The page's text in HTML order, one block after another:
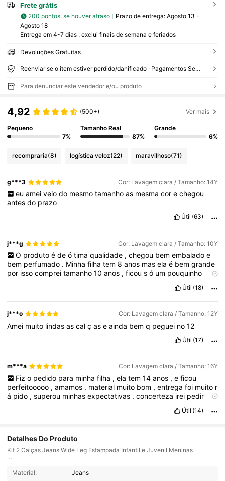
Frete grátis
200 pontos, se houver atraso Prazo de entrega: Agosto 13 -
Agosto 18
Entrega em 4-7 dias : exclui finais de semana e feriados
Devoluções Gratuitas
Reenviar se o item estiver perdido/danificado · Pagamentos Seguros · Proteção de privacidade
Para denunciar este vendedor e/ou produto
4,92 (500+) Ver mais
Pequeno
7%
Tamanho Real
87%
Grande
6%
recompraria(8) logística veloz(22) maravilhoso(71)
g***3 Cor: Lavagem clara / Tamanho: 14Y
eu amei veio do mesmo tamanho as mesma cor e chegou
antesdo prazo
Útil (63)
j***g Cor: Lavagem clara / Tamanho: 10Y
O produto é de ó tima qualidade , chegou bem embalado e
bem perfumado . Minhafilhatem8anos maselaé bemgrande
por issocompreitamanho10anos ,ficousó um pouquinho
Recomendo
Útil (18)
j***o Cor: Lavagem clara / Tamanho: 12Y
Amei muito lindasascalçaseainda bemq peguei no12
Útil (17)
m***a Cor: Lavagem clara / Tamanho: 16Y
Fiz o pedido para minha filha , ela tem 14 anos , e ficou
perfeitooooo ,amamos . material muito bom ,entregafoi muito r
á pido ,superou minhasexpectativas .concerteza irei pedir
Útil (14)
Detalhes Do Produto
Kit 2 Calças Jeans Wide Leg Estampada Infantil e Juvenil Meninas
bem acabadas e confortáveis, todos os modelos tem a barra feita.
Material:
Jeans